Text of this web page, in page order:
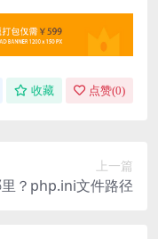
收藏 点赞(0)
上一篇
？php.ini文件路径